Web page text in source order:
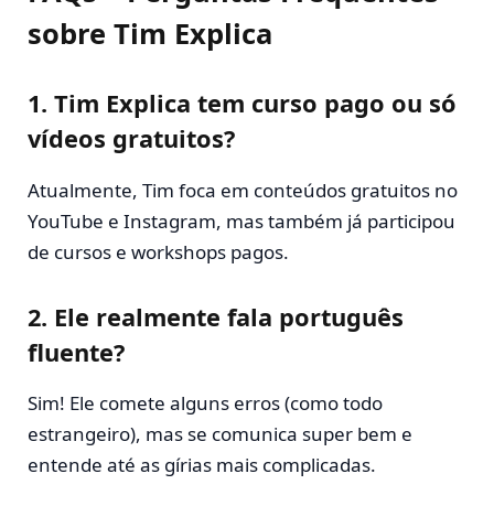
sobre Tim Explica
1. Tim Explica tem curso pago ou só
vídeos gratuitos?
Atualmente, Tim foca em conteúdos gratuitos no
YouTube e Instagram, mas também já participou
de cursos e workshops pagos.
2. Ele realmente fala português
fluente?
Sim! Ele comete alguns erros (como todo
estrangeiro), mas se comunica super bem e
entende até as gírias mais complicadas.